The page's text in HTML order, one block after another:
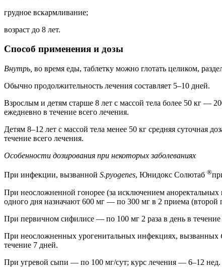
грудное вскармливание;
возраст до 8 лет.
Способ применения и дозы
Внутрь, во время еды, таблетку можно глотать целиком,
Обычно продолжительность лечения составляет 5–10 дней.
Взрослым и детям старше 8 лет с массой тела более 50 кг —
ежедневно в течение всего лечения.
Детям 8–12 лет с массой тела менее 50 кг средняя
течение всего лечения.
Особенности дозирования при некоторых заболеваниях
При инфекции, вызванной S.pyogenes, Юнидокс Солютаб ®
При неосложненной гонорее (за исключением
одного дня назначают 600 мг — по 300 мг в 2 приема (второй
При первичном сифилисе — по 100 мг 2 раза в день в
При неосложненных урогенитальных инфекциях, вызванных
течение 7 дней.
При угревой сыпи — по 100 мг/сут; курс лечения — 6–12 нед.